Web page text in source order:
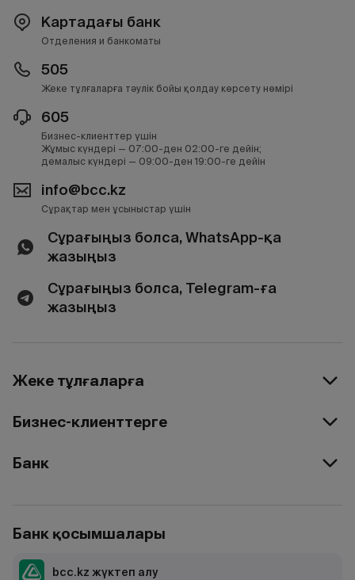
Картадағы банк
Отделения и банкоматы
505
Жеке тұлғаларға тәулік бойы қолдау көрсету нөмірі
605
Бизнес-клиенттер үшін
Жұмыс күндері — 07:00-ден 02:00-ге дейін;
демалыс күндері — 09:00-ден 19:00-ге дейін
info@bcc.kz
Сұрақтар мен ұсыныстар үшін
Сұрағыңыз болса, WhatsApp-қа
жазыңыз
Сұрағыңыз болса, Telegram-ға
жазыңыз
Жеке тұлғаларға
Бизнес-клиенттерге
Банк
Банк қосымшалары
bcc.kz жүктеп алу